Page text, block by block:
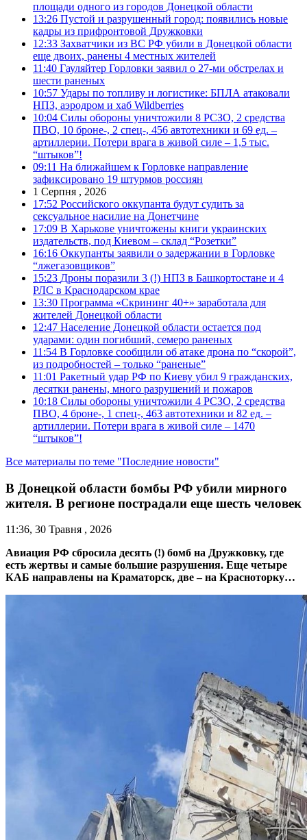
площади одного из городов Донецкой области
13:26 Пустой и разрушенный город: появились новые
кадры из прифронтовой Дружковки
12:33 Захватчики из ВС РФ убили в Донецкой области
еще двоих, ранены 4 местных жителей
11:40 Гауляйтер Горловки заявил о 27-ми обстрелах и
шести раненых
10:57 Удары по топливу и логистике: БПЛА атаковали
НПЗ, аэродром и хаб Wildberries
10:04 Силы обороны уничтожили 8 РСЗО, 2 средства
ПВО, 10 броне-, 2 спец-, 456 автотехники и 69 ед. –
артиллерии. Потери врага в живой силе – 1,5 тыс.
“штыков”!
09:11 На ближайшем к Горловке направление
зафиксировано 19 штурмов россиян
1 Серпня , 2026
17:52 Российского оккупанта будут судить за
сексуальное насилие на Донетчине
17:09 В Харькове уничтожены книги украинских
издательств, под Киевом – склад “Розетки”
16:16 Оккупанты заявили о задержании в Горловке
“лжегазовщиков”
15:23 Дроны поразили 3 (!) НПЗ в Башкортостане и 4
РЛС в Краснодарском крае
13:30 Программа «Скрининг 40+» заработала для
жителей Донецкой области
12:47 Население Донецкой области остается под
ударами: один погибший, семеро раненых
11:54 В Горловке сообщили об атаке дрона по “скорой”,
из подробностей – только “раненые”
11:01 Ракетный удар РФ по Киеву убил 9 гражданских,
десятки ранены, много разрушений и пожаров
10:18 Силы обороны уничтожили 4 РСЗО, 2 средства
ПВО, 4 броне-, 1 спец-, 463 автотехники и 82 ед. –
артиллерии. Потери врага в живой силе – 1470
“штыков”!
Все материалы по теме "Последние новости"
В Донецкой области бомбы РФ убили мирного
жителя. В регионе пострадали еще шесть человек
11:36, 30 Травня , 2026
Авиация РФ сбросила десять (!) бомб на Дружковку, где
есть жертвы и самые большие разрушения. Еще четыре
КАБ направлены на Краматорск, две – на Красноторку…